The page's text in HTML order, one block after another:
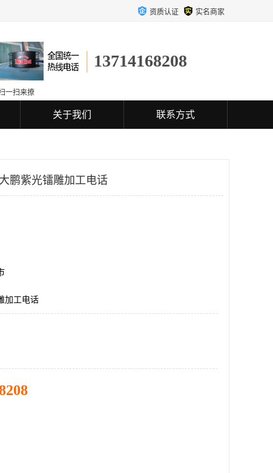
资质认证 实名商家
13714168208
一扫来撩
关于我们 联系方式
鹏紫光镭雕加工电话
加工电话